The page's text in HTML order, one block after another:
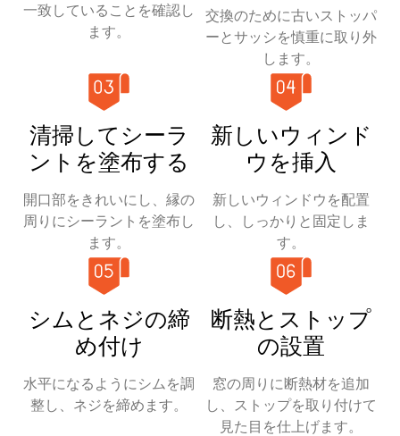
一致していることを確認し
ます。
交換のために古いストッパ
ーとサッシを慎重に取り外
します。
清掃してシーラ
ントを塗布する
開口部をきれいにし、縁の
周りにシーラントを塗布し
ます。
新しいウィンド
ウを挿入
新しいウィンドウを配置
し、しっかりと固定しま
す。
シムとネジの締
め付け
水平になるようにシムを調
整し、ネジを締めます。
断熱とストップ
の設置
窓の周りに断熱材を追加
し、ストップを取り付けて
見た目を仕上げます。